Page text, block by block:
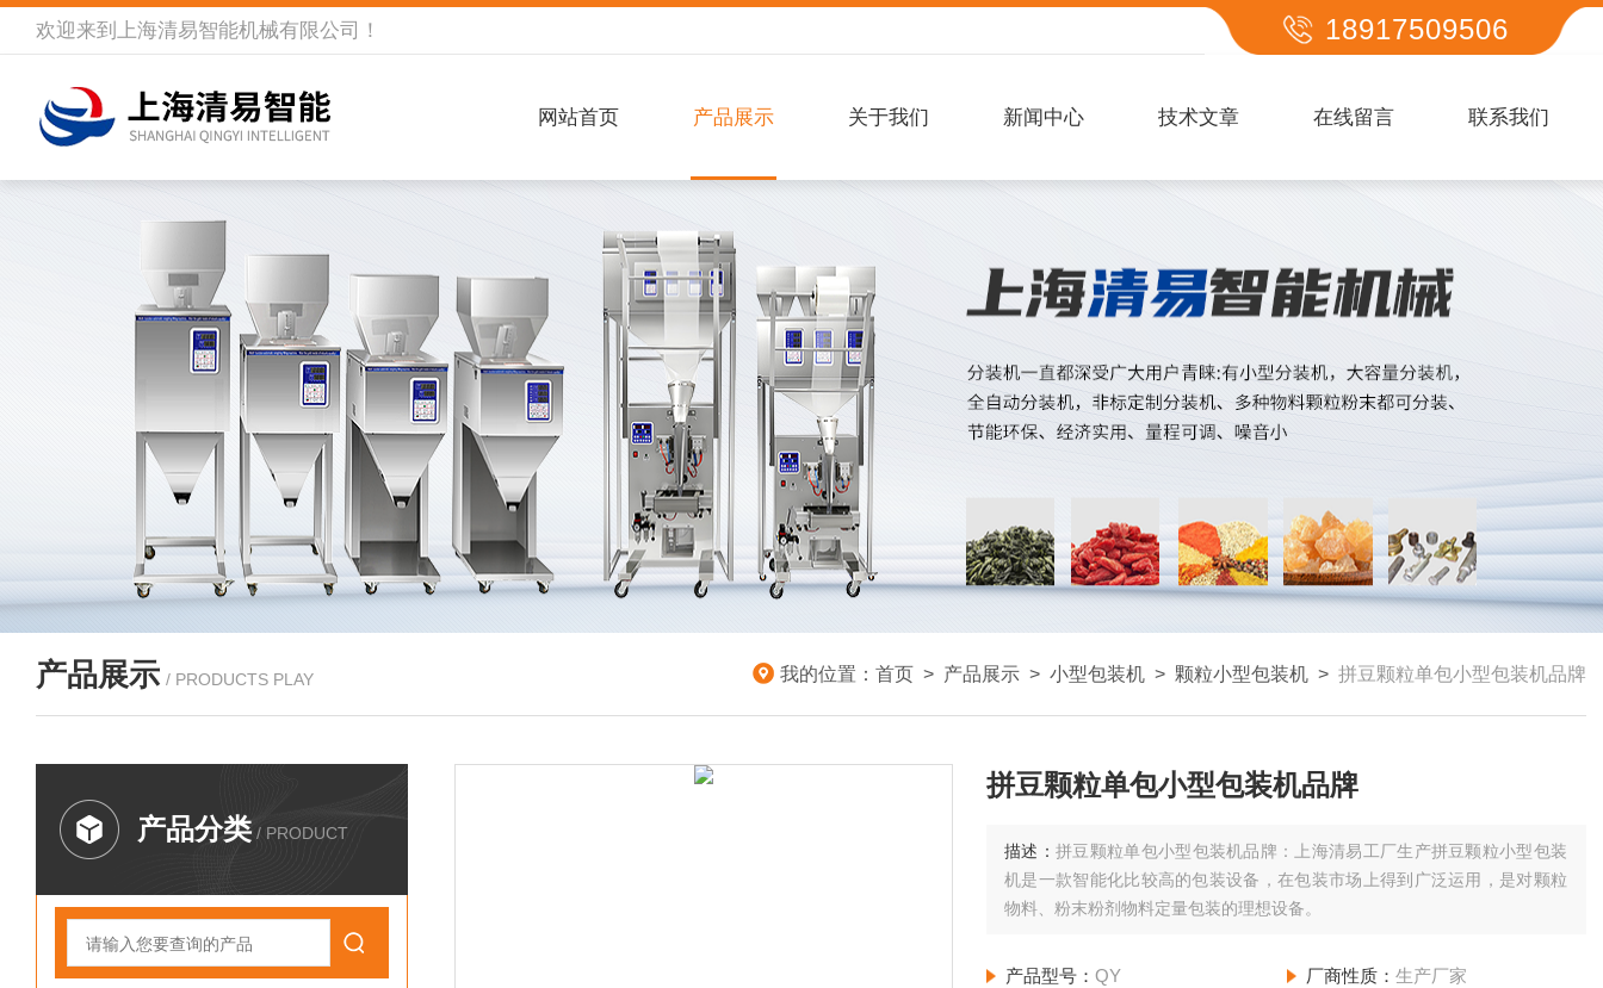
欢迎来到 上海清易智能机械有限公司 ！ 18917509506
网站首页 产品展示 关于我们 新闻中心 技术文章 在线留言 联系我们
产品展示 / PRODUCTS PLAY 我的位置： 首页 > 产品展示 > 小型包装机 > 颗粒小型包装机 > 拼豆颗粒单包小型包装机品牌
产品分类 / PRODUCT
拼豆颗粒单包小型包装机品牌
描述：拼豆颗粒单包小型包装机品牌：上海清易工厂生产拼豆颗粒小型包装
机是一款智能化比较高的包装设备，在包装市场上得到广泛运用，是对颗粒
物料、粉末粉剂物料定量包装的理想设备。
产品型号：QY 厂商性质： 生产厂家